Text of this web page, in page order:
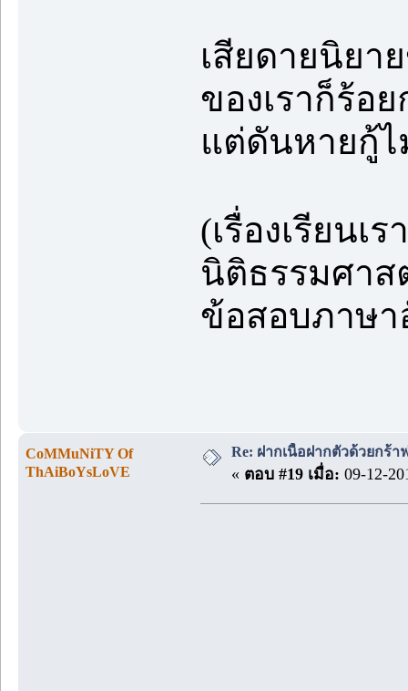
เสียดายนิยา
ของเราก็ร้อ
แต่ดันหายกู้ไ
(เรื่องเรียนเ
นิติธรรมศาส
ข้อสอบภาษา
CoMMuNiTY Of
ThAiBoYsLoVE
Re: ฝากเนื้อฝากตัวด้วยกร้า
« ตอบ #19 เมื่อ: 09-12-